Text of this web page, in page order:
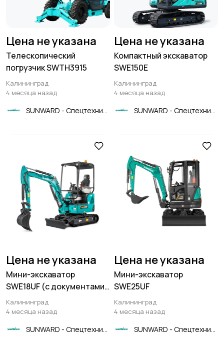
Цена не указана
Телескопический
погрузчик SWTH3915
Калининград
4 месяца назад
Цена не указана
Компактный экскаватор
SWE150E
Калининград
4 месяца назад
Цена не указана
Мини-экскаватор
SWE18UF (с документами
ЭПСМ)
Калининград
4 месяца назад
Цена не указана
Мини-экскаватор
SWE25UF
Калининград
4 месяца назад